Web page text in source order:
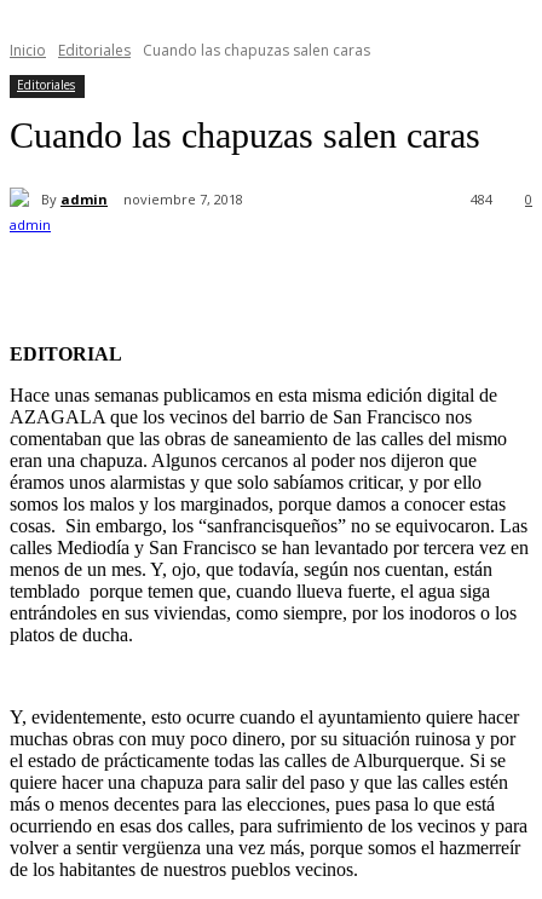
Inicio Editoriales Cuando las chapuzas salen caras
Editoriales
Cuando las chapuzas salen caras
By admin noviembre 7, 2018 0
484
EDITORIAL
Hace unas semanas publicamos en esta misma edición digital de
AZAGALA que los vecinos del barrio de San Francisco nos
comentaban que las obras de saneamiento de las calles del mismo
eran una chapuza. Algunos cercanos al poder nos dijeron que
éramos unos alarmistas y que solo sabíamos criticar, y por ello
somos los malos y los marginados, porque damos a conocer estas
cosas. Sin embargo, los “sanfrancisqueños” no se equivocaron. Las
calles Mediodía y San Francisco se han levantado por tercera vez en
menos de un mes. Y, ojo, que todavía, según nos cuentan, están
temblado porque temen que, cuando llueva fuerte, el agua siga
entrándoles en sus viviendas, como siempre, por los inodoros o los
platos de ducha.
Y, evidentemente, esto ocurre cuando el ayuntamiento quiere hacer
muchas obras con muy poco dinero, por su situación ruinosa y por
el estado de prácticamente todas las calles de Alburquerque. Si se
quiere hacer una chapuza para salir del paso y que las calles estén
más o menos decentes para las elecciones, pues pasa lo que está
ocurriendo en esas dos calles, para sufrimiento de los vecinos y para
volver a sentir vergüenza una vez más, porque somos el hazmerreír
de los habitantes de nuestros pueblos vecinos.